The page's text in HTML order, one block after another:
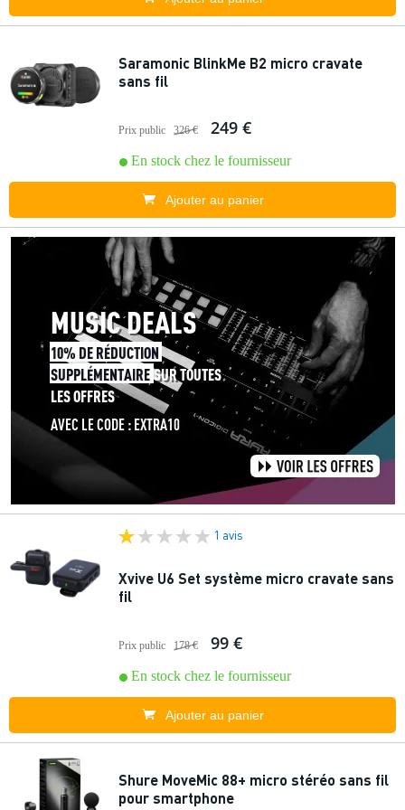
Saramonic BlinkMe B2 micro cravate
sans fil
Prix public 326 € 249 €
En stock chez le fournisseur
Ajouter au panier
1 avis
Xvive U6 Set système micro cravate sans
fil
Prix public 178 € 99 €
En stock chez le fournisseur
Ajouter au panier
Shure MoveMic 88+ micro stéréo sans fil
pour smartphone